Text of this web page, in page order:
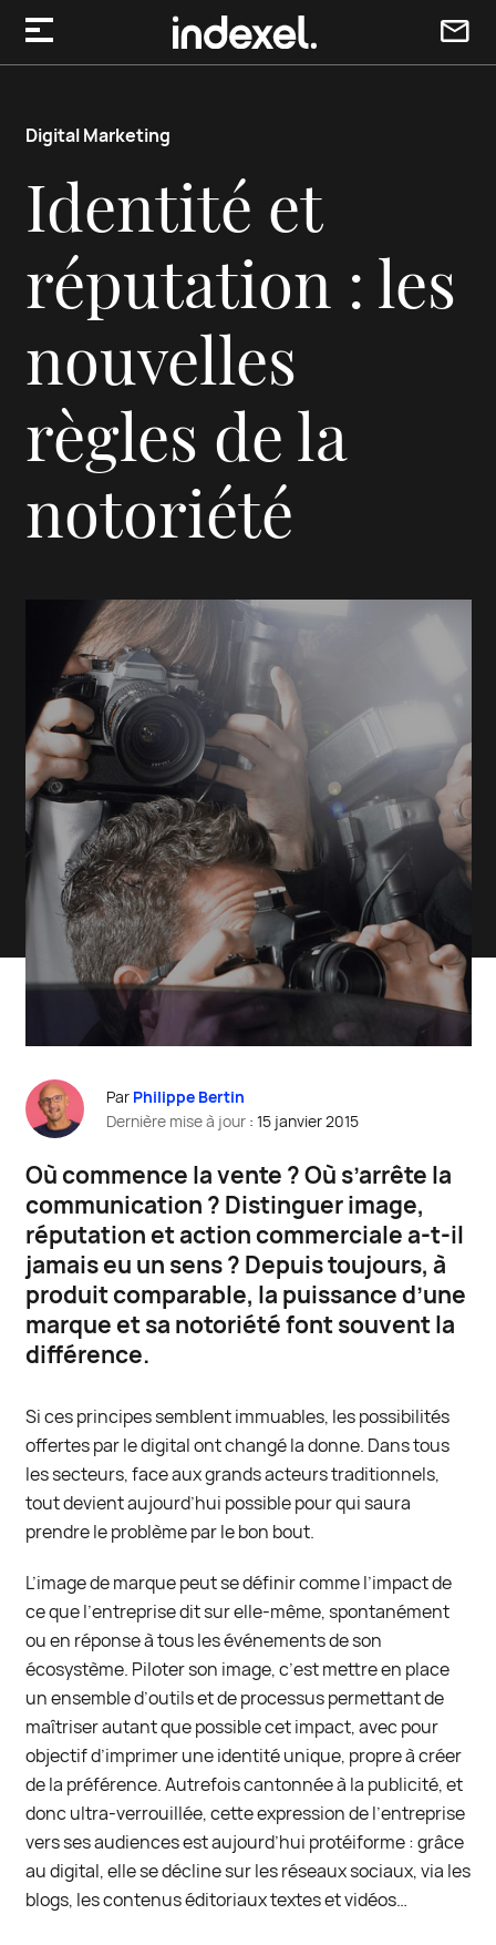
Aller au contenu
Digital Marketing
Identité et
réputation : les
nouvelles
règles de la
notoriété
ParPhilippe Bertin
Dernière mise à jour: 15 janvier 2015
Où commence la vente ? Où s’arrête la
communication ? Distinguer image,
réputation et action commerciale a-t-il
jamais eu un sens ? Depuis toujours, à
produit comparable, la puissance d’une
marque et sa notoriété font souvent la
différence.
Si ces principes semblent immuables, les possibilités
offertes par le digital ont changé la donne. Dans tous
les secteurs, face aux grands acteurs traditionnels,
tout devient aujourd’hui possible pour qui saura
prendre le problème par le bon bout.
L’image de marque peut se définir comme l’impact de
ce que l’entreprise dit sur elle-même, spontanément
ou en réponse à tous les événements de son
écosystème. Piloter son image, c’est mettre en place
un ensemble d’outils et de processus permettant de
maîtriser autant que possible cet impact, avec pour
objectif d’imprimer une identité unique, propre à créer
de la préférence. Autrefois cantonnée à la publicité, et
donc ultra-verrouillée, cette expression de l’entreprise
vers ses audiences est aujourd’hui protéiforme : grâce
au digital, elle se décline sur les réseaux sociaux, via les
blogs, les contenus éditoriaux textes et vidéos…